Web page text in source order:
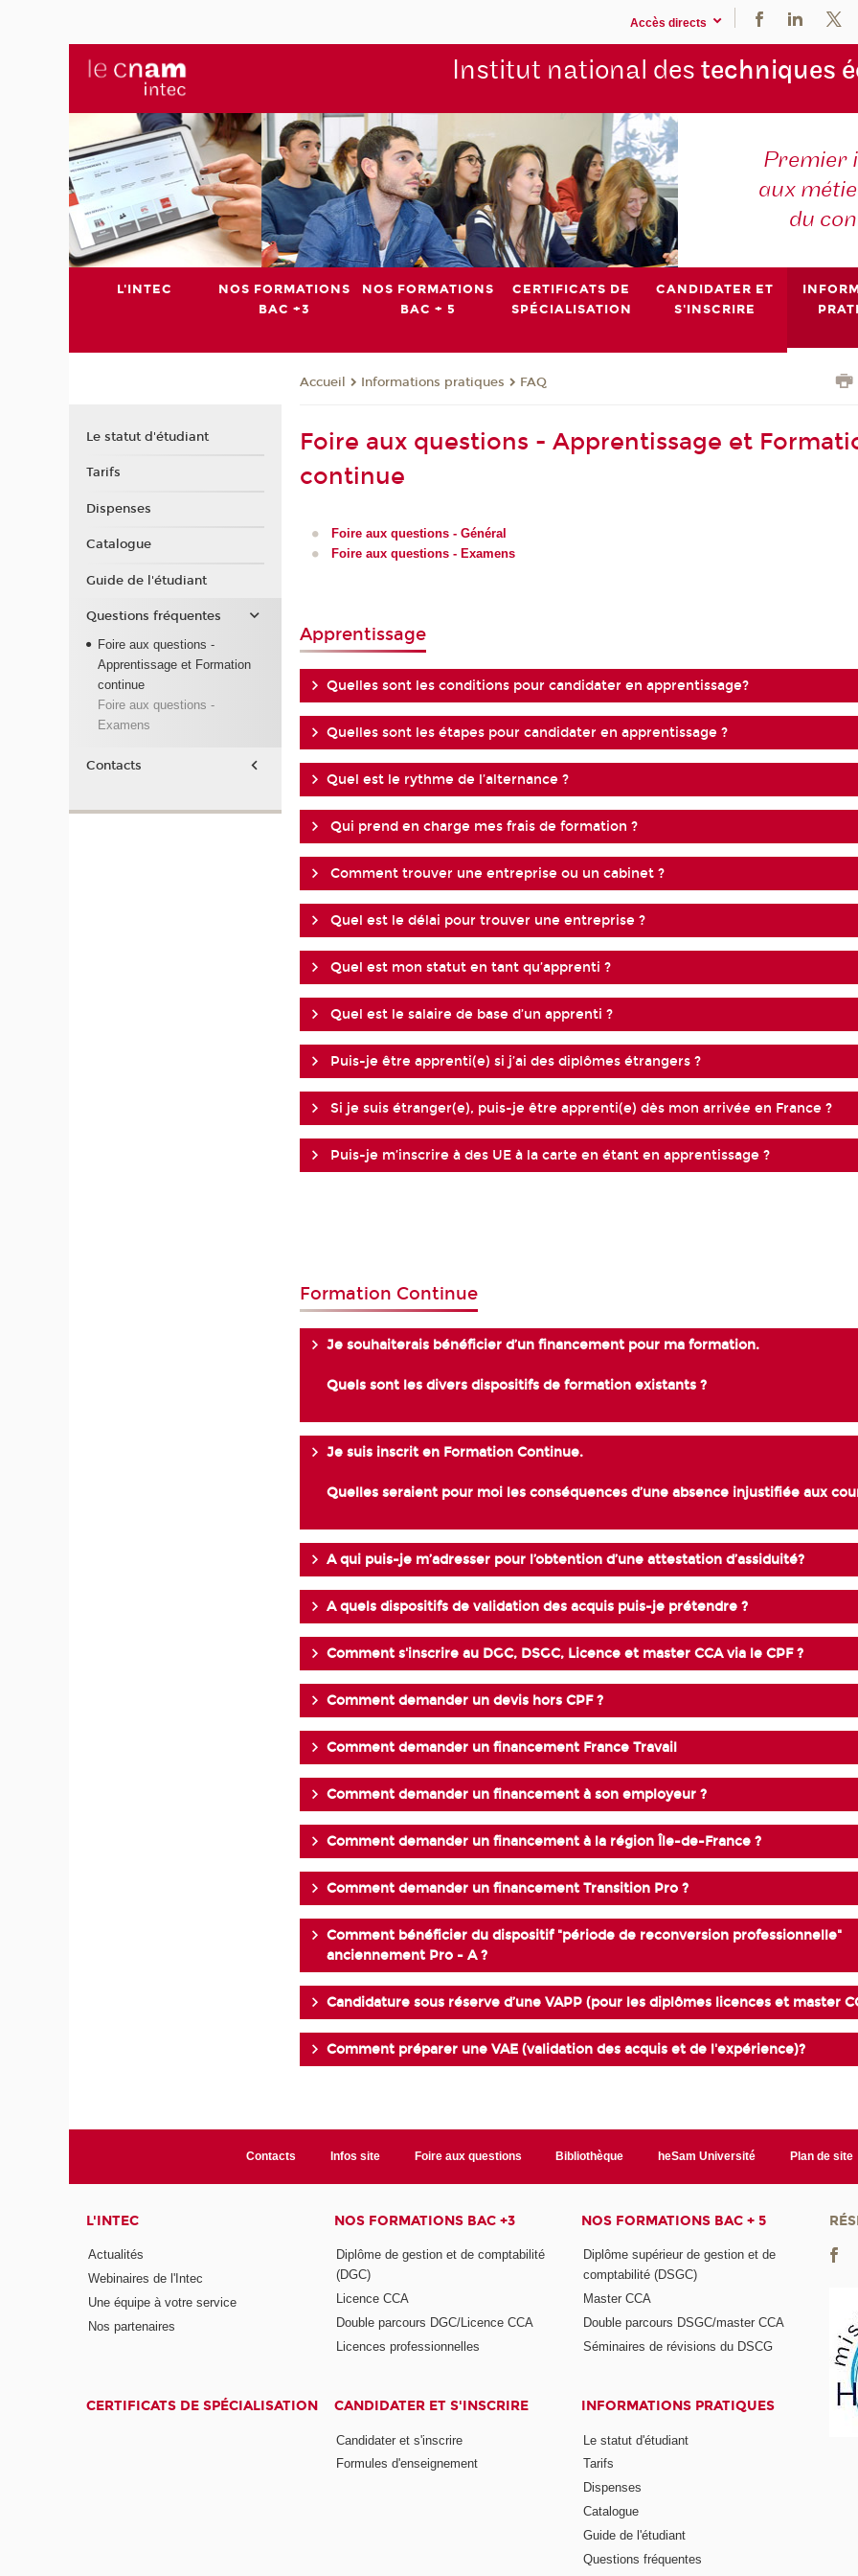
Accès directs
Institut national des techniques
Premier
aux
du
L'INTEC
NOS FORMATIONS
BAC +3
NOS FORMATIONS
BAC + 5
CERTIFICATS DE
SPÉCIALISATION
CANDIDATER ET
S'INSCRIRE
Accueil Informations pratiques FAQ
Foire aux questions - Apprentissage et
continue
Foire aux questions - Général
Foire aux questions - Examens
Apprentissage
Quelles sont les conditions pour candidater en apprentissage?
Quelles sont les étapes pour candidater en apprentissage ?
Quel est le rythme de l’alternance ?
Qui prend en charge mes frais de formation ?
Comment trouver une entreprise ou un cabinet ?
Quel est le délai pour trouver une entreprise ?
Quel est mon statut en tant qu’apprenti ?
Quel est le salaire de base d’un apprenti ?
Puis-je être apprenti(e) si j’ai des diplômes étrangers ?
Si je suis étranger(e), puis-je être apprenti(e) dès mon arrivée en France ?
Puis-je m’inscrire à des UE à la carte en étant en apprentissage ?
Formation Continue
Je souhaiterais bénéficier d’un financement pour ma formation.
Quels sont les divers dispositifs de formation existants ?
Je suis inscrit en Formation Continue.
Quelles seraient pour moi les conséquences d’une absence injustifiée aux
A qui puis-je m’adresser pour l’obtention d’une attestation d’assiduité?
A quels dispositifs de validation des acquis puis-je prétendre ?
Comment s'inscrire au DGC, DSGC, Licence et master CCA via le CPF ?
Comment demander un devis hors CPF ?
Comment demander un financement France Travail
Comment demander un financement à son employeur ?
Comment demander un financement à la région Île-de-France ?
Comment demander un financement Transition Pro ?
Comment bénéficier du dispositif "période de reconversion professionnelle"
anciennement Pro - A ?
Candidature sous réserve d’une VAPP (pour les diplômes licences et master
Comment préparer une VAE (validation des acquis et de l'expérience)?
Le statut d'étudiant
Tarifs
Dispenses
Catalogue
Guide de l'étudiant
Questions fréquentes
Foire aux questions -
Apprentissage et Formation
continue
Foire aux questions -
Examens
Contacts
Contacts Infos site Foire aux questions Bibliothèque heSam Université Plan de site
L'INTEC
Actualités
Webinaires de l'Intec
Une équipe à votre service
Nos partenaires
NOS FORMATIONS BAC +3
Diplôme de gestion et de comptabilité
(DGC)
Licence CCA
Double parcours DGC/Licence CCA
Licences professionnelles
NOS FORMATIONS BAC + 5
Diplôme supérieur de gestion et de
comptabilité (DSGC)
Master CCA
Double parcours DSGC/master CCA
Séminaires de révisions du DSCG
CERTIFICATS DE SPÉCIALISATION CANDIDATER ET S'INSCRIRE
Candidater et s'inscrire
Formules d'enseignement
INFORMATIONS PRATIQUES
Le statut d'étudiant
Tarifs
Dispenses
Catalogue
Guide de l'étudiant
Questions fréquentes